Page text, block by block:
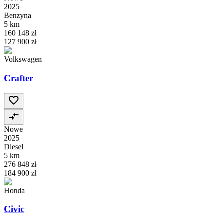
2025
Benzyna
5 km
160 148 zł
127 900 zł
Volkswagen
Crafter
Nowe
2025
Diesel
5 km
276 848 zł
184 900 zł
Honda
Civic